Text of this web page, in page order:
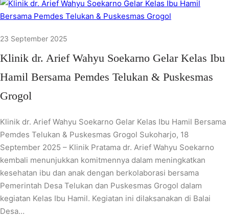
23 September 2025
Klinik dr. Arief Wahyu Soekarno Gelar Kelas Ibu
Hamil Bersama Pemdes Telukan & Puskesmas
Grogol
Klinik dr. Arief Wahyu Soekarno Gelar Kelas Ibu Hamil Bersama
Pemdes Telukan & Puskesmas Grogol Sukoharjo, 18
September 2025 – Klinik Pratama dr. Arief Wahyu Soekarno
kembali menunjukkan komitmennya dalam meningkatkan
kesehatan ibu dan anak dengan berkolaborasi bersama
Pemerintah Desa Telukan dan Puskesmas Grogol dalam
kegiatan Kelas Ibu Hamil. Kegiatan ini dilaksanakan di Balai
Desa…